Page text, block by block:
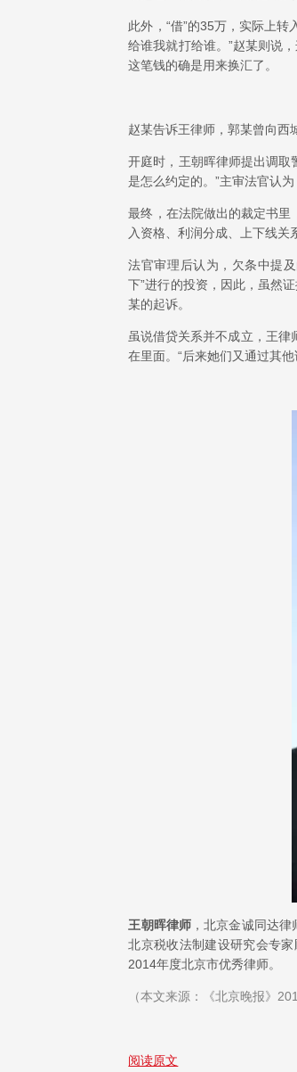
此外，“借”的35万，实际上
给谁我就打给谁。”赵某则说
这笔钱的确是用来换汇了。
赵某告诉王律师，郭某曾向西
开庭时，王朝晖律师提出调取
是怎么约定的。”主审法官认
最终，在法院做出的裁定书
入资格、利润分成、上下线关
法官审理后认为，欠条中提
下”进行的投资，因此，虽然
某的起诉。
虽说借贷关系并不成立，王律
在里面。“后来她们又通过其
王朝晖律师 ，北京金诚同达
北京税收法制建设研究会专
2014年度北京市优秀律师。
（本文来源：《北京晚报》
阅读原文